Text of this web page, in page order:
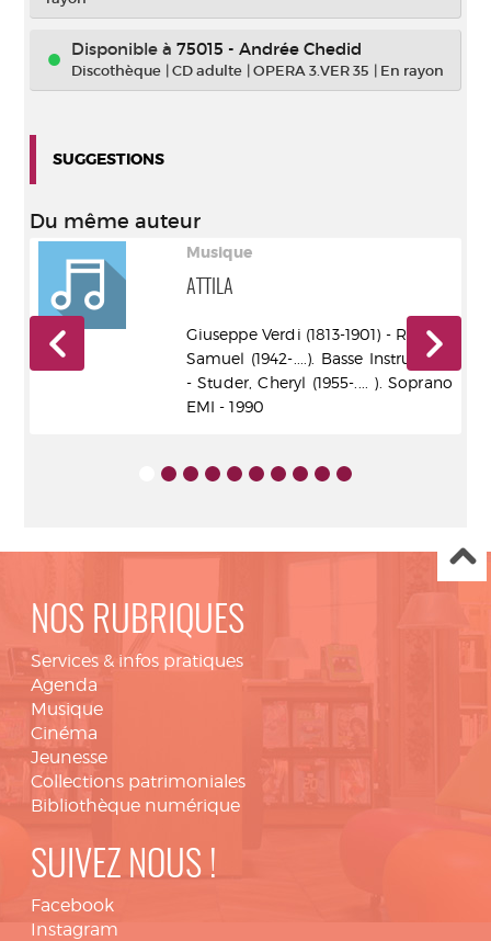
Disponible à 75015 - Andrée Chedid
Discothèque |CD adulte |OPERA 3.VER 35 | En rayon
SUGGESTIONS
Du même auteur
Musique
ATTILA
Giuseppe Verdi (1813-1901) - Ramey,
Samuel (1942-....). Basse Instrument
- Studer, Cheryl (1955-.... ). Soprano
EMI - 1990
NOS RUBRIQUES
Services & infos pratiques
Agenda
Musique
Cinéma
Jeunesse
Collections patrimoniales
Bibliothèque numérique
SUIVEZ NOUS !
Facebook
Instagram